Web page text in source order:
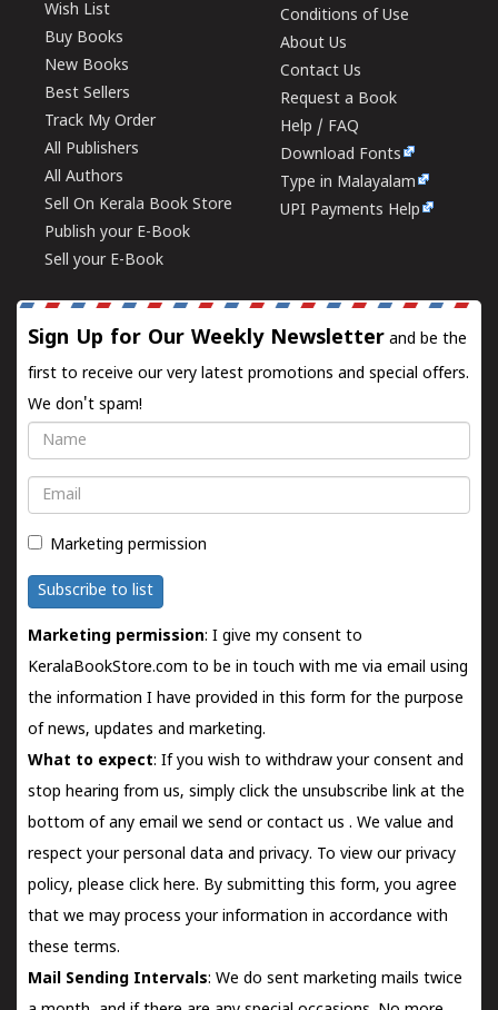
Wish List
Buy Books
New Books
Best Sellers
Track My Order
All Publishers
All Authors
Sell On Kerala Book Store
Publish your E-Book
Sell your E-Book
Conditions of Use
About Us
Contact Us
Request a Book
Help / FAQ
Download Fonts
Type in Malayalam
UPI Payments Help
Sign Up for Our Weekly Newsletter and be the
first to receive our very latest promotions and special offers.
We don't spam!
Name
Email
Marketing permission
Subscribe to list
Marketing permission: I give my consent to
KeralaBookStore.com to be in touch with me via email using
the information I have provided in this form for the purpose
of news, updates and marketing.
What to expect: If you wish to withdraw your consent and
stop hearing from us, simply click the unsubscribe link at the
bottom of any email we send orcontact us . We value and
respect your personal data and privacy. To view our privacy
policy, please click here. By submitting this form, you agree
that we may process your information in accordance with
these terms.
Mail Sending Intervals: We do sent marketing mails twice